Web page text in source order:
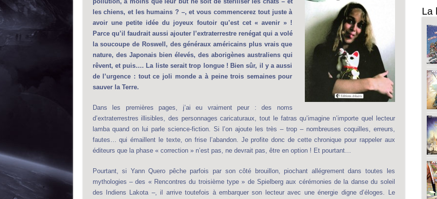
les chiens, et les humains ? –, et vous commencerez tout juste à
avoir une petite idée du joyeux foutoir qu’est cet « avenir » !
Parce qu’il faudrait aussi ajouter l’extraterrestre renégat qui a volé
la soucoupe de Roswell, des généraux américains plus vrais que
nature, des Japonais bien élevés, des aborigènes australiens qui
rêvent, et puis…. La liste serait trop longue ! Bien sûr, il y a aussi
de l’urgence : tout ce joli monde a à peine trois semaines pour
sauver la Terre.
Dans les premières pages, j’ai eu vraiment peur : des noms
d’extraterrestres illisibles, des personnages caricaturaux, tout le fatras qu’imagine n’importe quel lecteur
lamba quand on lui parle science-fiction. Si l’on ajoute les très – trop – nombreuses coquilles, erreurs,
fautes… qui émaillent le texte, on frise l’abandon. Je profite donc de cette chronique pour rappeler aux
éditeurs que la phase « correction » n’est pas, ne devrait pas, être en option ! Et pourtant…
Pourtant, si Yann Quero pêche parfois par son côté brouillon, piochant allégrement dans toutes les
mythologies – des « Rencontres du troisième type » de Spielberg aux cérémonies de la danse du soleil
des Indiens Lakota –, il arrive toutefois à embarquer son lecteur avec une énergie digne d’éloges. Le
La